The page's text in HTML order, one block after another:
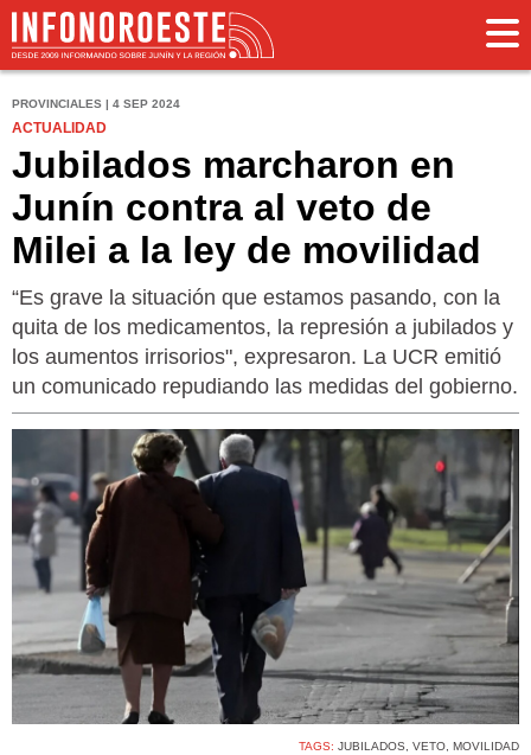
PROVINCIALES | 4 SEP 2024
ACTUALIDAD
Jubilados marcharon en
Junín contra al veto de
Milei a la ley de movilidad
“Es grave la situación que estamos pasando, con la
quita de los medicamentos, la represión a jubilados y
los aumentos irrisorios", expresaron. La UCR emitió
un comunicado repudiando las medidas del gobierno.
TAGS: JUBILADOS, VETO, MOVILIDAD